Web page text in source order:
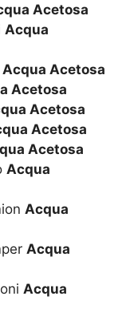
Acetosa
Acqua
Acqua Acetosa
Acetosa
Acetosa
Acetosa
Acetosa
Acqua
Acqua
Acqua
Acqua